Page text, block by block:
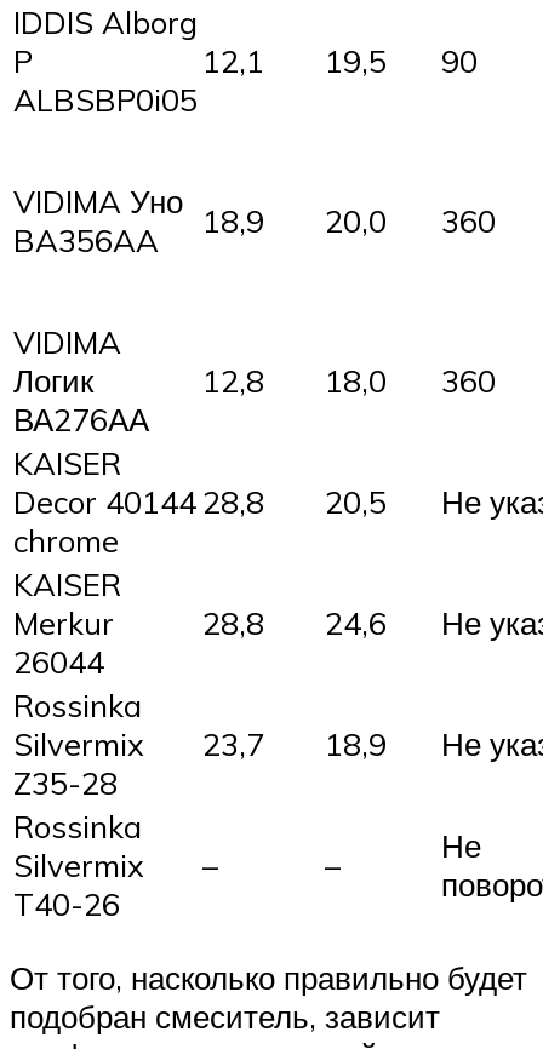
IDDIS Alborg
P
ALBSBP0i05
12,1 19,5 90
VIDIMA Уно
BA356AA
18,9 20,0 360
VIDIMA
Логик
ВА276АА
12,8 18,0 360
KAISER
Decor 40144
chrome
28,8 20,5 Не
KAISER
Merkur
26044
28,8 24,6 Не
Rossinka
Silvermix
Z35-28
23,7 18,9 Не
Rossinka
Silvermix
T40-26
– –
Не
От того, насколько правильно будет
подобран смеситель, зависит